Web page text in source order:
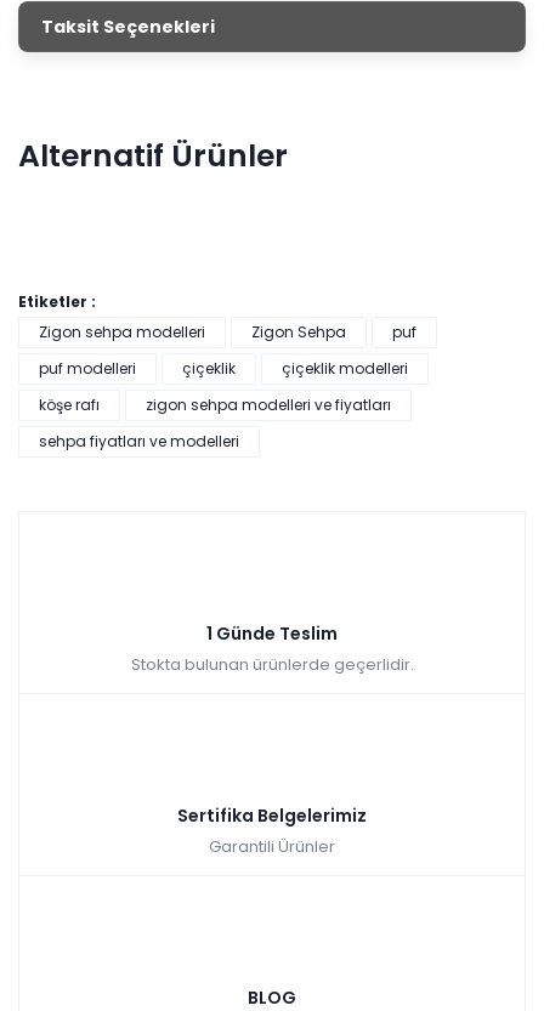
mağazalarımızdan satın alarak evini dekore edebilirsin.
Taksit Seçenekleri
Alternatif Ürünler
Pratik Çok Amaçlı Dolap - Beyaz
₺2.490,00
Etiketler :
Zigon sehpa modelleri
Zigon Sehpa
puf
puf modelleri
çiçeklik
çiçeklik modelleri
köşe rafı
zigon sehpa modelleri ve fiyatları
sehpa fiyatları ve modelleri
1 Günde Teslim
Stokta bulunan ürünlerde geçerlidir.
Sertifika Belgelerimiz
Garantili Ürünler
BLOG